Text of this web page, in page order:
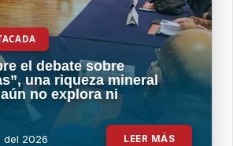
el debate sobre
una riqueza mineral
no explora ni
del 2026 LEER MÁS